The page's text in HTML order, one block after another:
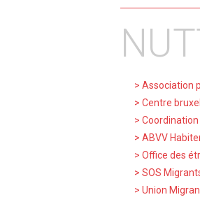
Association
Centre
ABVV
Office des
SOS
Union